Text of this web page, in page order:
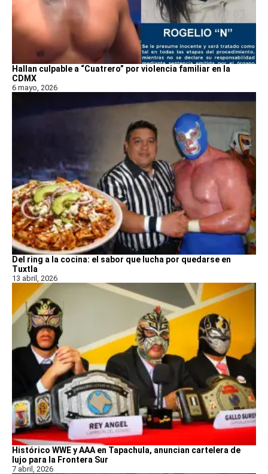
Hallan culpable a “Cuatrero” por violencia familiar en la
CDMX
6 mayo, 2026
Del ring a la cocina: el sabor que lucha por quedarse en
Tuxtla
13 abril, 2026
Histórico WWE y AAA en Tapachula, anuncian cartelera de
lujo para la Frontera Sur
7 abril, 2026